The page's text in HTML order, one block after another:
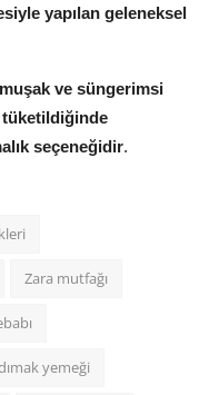
yapılan geleneksel
ve süngerimsi
seçeneğidir.
Zara mutfağı
yemeği